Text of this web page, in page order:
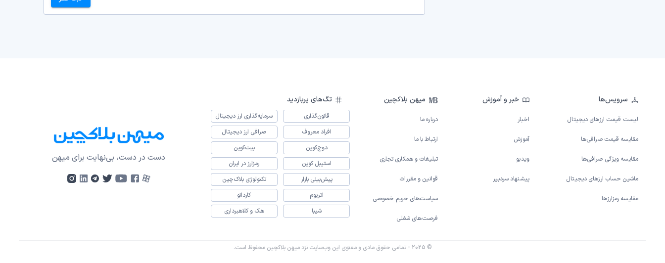
سرویس‌ها
لیست قیمت ارزهای دیجیتال
مقایسه قیمت صرافی‌ها
مقایسه ویژگی صرافی‌ها
ماشین حساب ارزهای دیجیتال
مقایسه رمزارزها
خبر و آموزش
اخبار
آموزش
ویدیو
پیشنهاد سردبیر
میهن بلاکچین
درباره ما
ارتباط با ما
تبلیغات و همکاری تجاری
قوانین و مقررات
سیاست‌های حریم خصوصی
فرصت‌های شغلی
تگ‌های پربازدید
قانون‌گذاری
سرمایه‌گذاری ارز دیجیتال
افراد معروف
صرافی ارز دیجیتال
دوج‌کوین
بیت‌کوین
استیبل کوین
رمزارز در ایران
پیش‌بینی بازار
تکنولوژی بلاک‌چین
اتریوم
کاردانو
شیبا
هک و کلاهبرداری
دست در دست، بی‌نهایت برای میهن
© 2025 - تمامی حقوق مادی و معنوی این وب‌سایت نزد میهن بلاکچین محفوظ است.